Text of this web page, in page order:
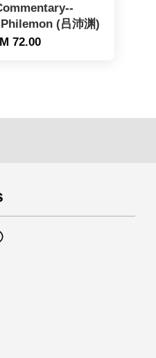
(吕沛渊)
72.00